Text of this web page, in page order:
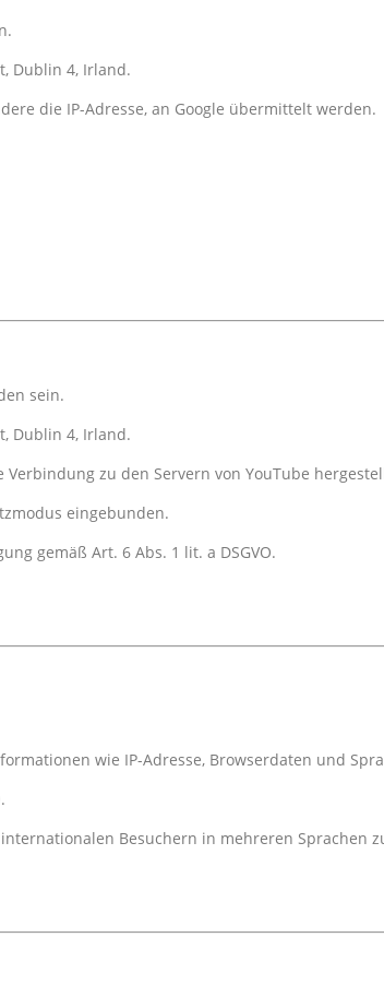
Dublin 4, Irland.
die IP-Adresse, an Google übermittelt werden.
sein.
Dublin 4, Irland.
zu den Servern von YouTube
eingebunden.
gemäß Art. 6 Abs. 1 lit. a DSGVO.
wie IP-Adresse, Browserdaten und
Besuchern in mehreren Sprachen